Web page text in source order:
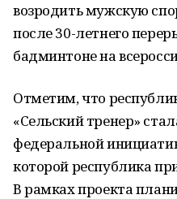
возродить мужскую
после 30-летнего
бадминтоне на
Отметим, что
«Сельский тренер»
федеральной
которой республика
В рамках проекта